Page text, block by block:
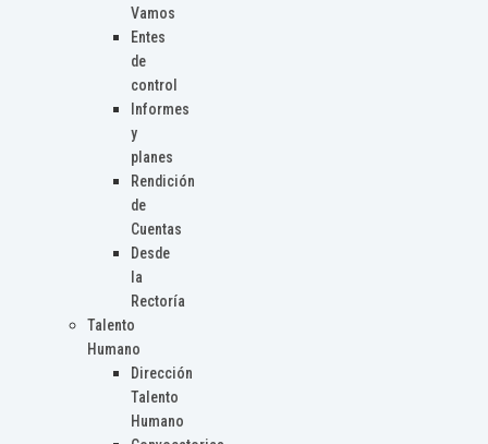
Vamos
Entes
de
control
Informes
y
planes
Rendición
de
Cuentas
Desde
la
Rectoría
Talento
Humano
Dirección
Talento
Humano